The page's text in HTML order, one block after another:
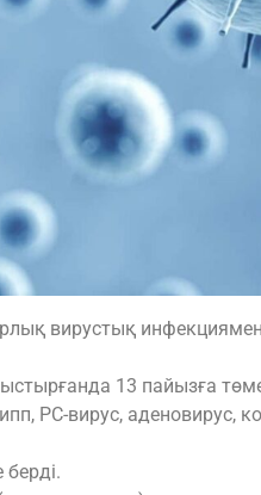
вирустық
13 пайызға
РС-вирус, аденовирус,